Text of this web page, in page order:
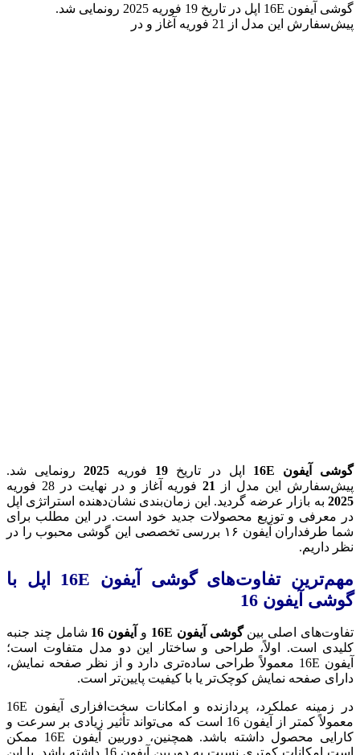
گوشی آیفون 16E اپل در تاریخ 19 فوریه 2025 رونمایی شد.
پیش‌سفارش این مدل از 21 فوریه آغاز و در
گوشی آیفون 16E اپل در تاریخ 19 فوریه 2025 رونمایی شد.
پیش‌سفارش این مدل از
21فوریه آغاز و در نهایت در 28 فوریه
2025 به بازار عرضه گردید. این زمان‌بندی نشان‌دهنده استراتژی اپل
در معرفی و توزیع محصولات جدید خود است. در این مطلب برای
شما طرفداران آیفون ۱۶ بررسی تخصصی این گوشی محبوب را در
نظر داریم.
مهم‌ترین تفاوت‌های گوشی آیفون 16E اپل با
گوشی آیفون 16
تفاوت‌های اصلی بینگوشی آیفون 16E و آیفون 16
شامل چند جنبه
کلیدی است. اولاً، طراحی و ساختار این دو مدل متفاوت است؛
آیفون 16E معمولاً طراحی ساده‌تری دارد و از نظر صفحه نمایش،
دارای صفحه نمایش کوچک‌تر یا با کیفیت پایین‌تر است.
در زمینه عملکرد، پردازنده و امکانات سخت‌افزاری آیفون 16E
معمولاً کمتر از آیفون 16 است که می‌تواند تأثیر زیادی بر سرعت و
کارایی محصول داشته باشد. همچنین، دوربین آیفون 16E ممکن
است امکانات کمتری نسبت به دوربین آیفون 16 داشته باشد. با این